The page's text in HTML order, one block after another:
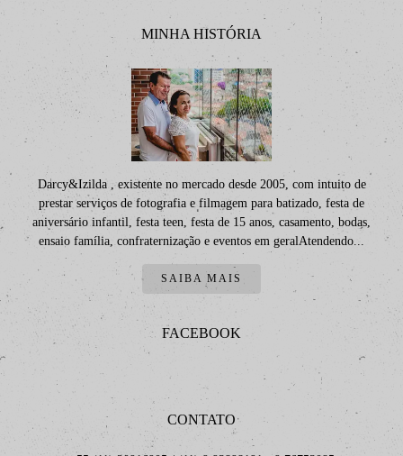
MINHA HISTÓRIA
Darcy&Izilda , existente no mercado desde 2005, com intuito de
prestar serviços de fotografia e filmagem para batizado, festa de
aniversário infantil, festa teen, festa de 15 anos, casamento, bodas,
ensaio família, confraternização e eventos em geralAtendendo...
SAIBA MAIS
FACEBOOK
CONTATO